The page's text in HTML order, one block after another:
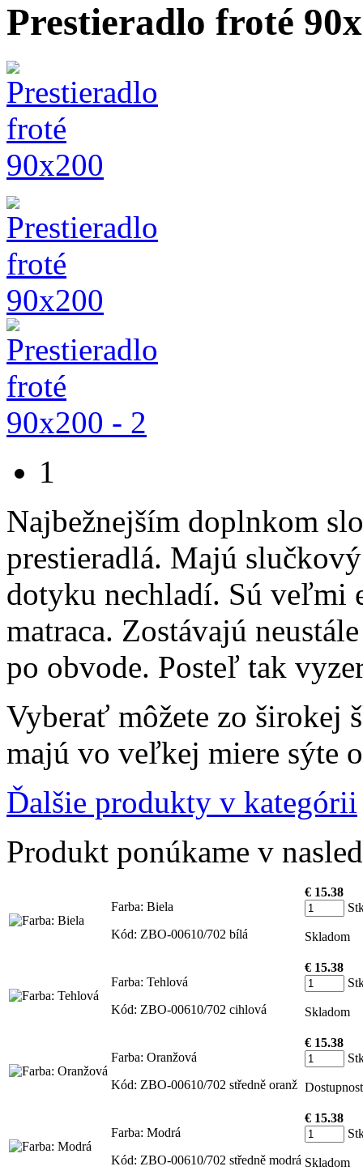
Prestieradlo froté
1
Najbežnejším doplnkom
prestieradlá. Majú
dotyku nechladí. Sú veľmi
matraca. Zostávajú
po obvode. Posteľ tak
Vyberať môžete zo širokej
majú vo veľkej miere sýte
Ďalšie produkty v kategórii
Produkt ponúkame v
Farba: Biela
Kód: ZBO-00610/702 bílá
€ 15.38
Skladom
Farba: Tehlová
Kód: ZBO-00610/702 cihlová
€ 15.38
Skladom
Farba: Oranžová
Kód: ZBO-00610/702 středně oranž
€ 15.38
Farba: Modrá
Kód: ZBO-00610/702 středně modrá
€ 15.38
Skladom